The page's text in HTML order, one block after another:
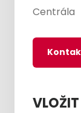
Centrála